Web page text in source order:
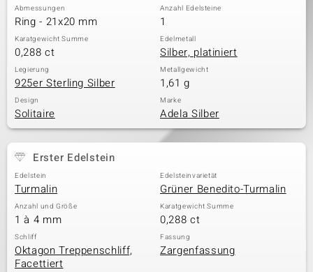
Abmessungen
Ring - 21x20 mm
Anzahl Edelsteine
1
Karatgewicht Summe
0,288 ct
Edelmetall
Silber, platiniert
Legierung
925er Sterling Silber
Metallgewicht
1,61 g
Design
Solitaire
Marke
Adela Silber
Erster Edelstein
Edelstein
Turmalin
Edelsteinvarietät
Grüner Benedito-Turmalin
Anzahl und Größe
1 à 4 mm
Karatgewicht Summe
0,288 ct
Schliff
Oktagon Treppenschliff,
Facettiert
Fassung
Zargenfassung